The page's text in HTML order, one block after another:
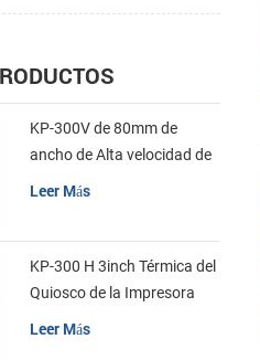
KP-300V de 80mm de
ancho de Alta velocidad de
la Impresora Térmica del
Leer Más
KP-300 H 3inch Térmica del
Quiosco de la Impresora
Módulo de
Leer Más